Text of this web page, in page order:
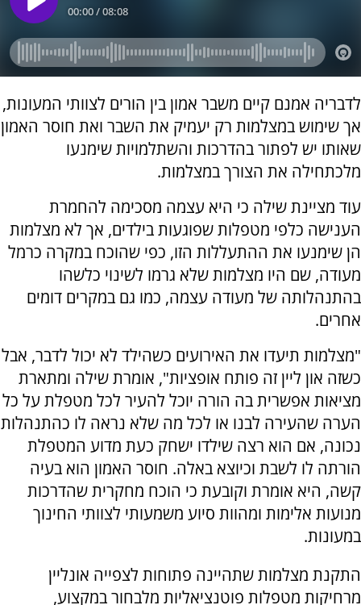
לדבריה אמנם קיים משבר אמון בין הורים לצוותי המעונות,
אך שימוש במצלמות רק יעמיק את השבר ואת חוסר האמון
שאותו יש לפתור בהדרכות והשתלמויות שימנעו
מלכתחילה את הצורך במצלמות.
עוד מציינת שילה כי היא עצמה מסכימה להחמרת
הענישה כלפי מטפלות שפוגעות בילדים, אך לא מצלמות
הן שימנעו את ההתעללות הזו, כפי שהוכח במקרה כרמל
מעודה, שם היו מצלמות שלא גרמו לשינוי כלשהו
בהתנהלותה של מעודה עצמה, כמו גם במקרים דומים
אחרים.
"מצלמות תיעדו את האירועים כשהילד לא יכול לדבר, אבל
כשזה און ליין זה פותח אופציות", אומרת שילה ומתארת
מציאות אפשרית בה הורה יוכל להעיר לכל מטפלת על כל
הערה שהעירה לבנו או לכל מה שלא נראה לו כהתנהלות
נכונה, אם הוא רצה שילדו ישחק כעת מדוע המטפלת
הורתה לו לשבת וכיוצא באלה. חוסר האמון הוא בעיה
קשה, היא אומרת וקובעת כי הוכח מחקרית שהדרכות
מנועות אלימות ומהוות סיוע משמעותי לצוותי החינוך
במעונות.
התקנת מצלמות שתהיינה פתוחות לצפייה אונליין
מרחיקות מטפלות פוטנציאליות מלבחור במקצוע,